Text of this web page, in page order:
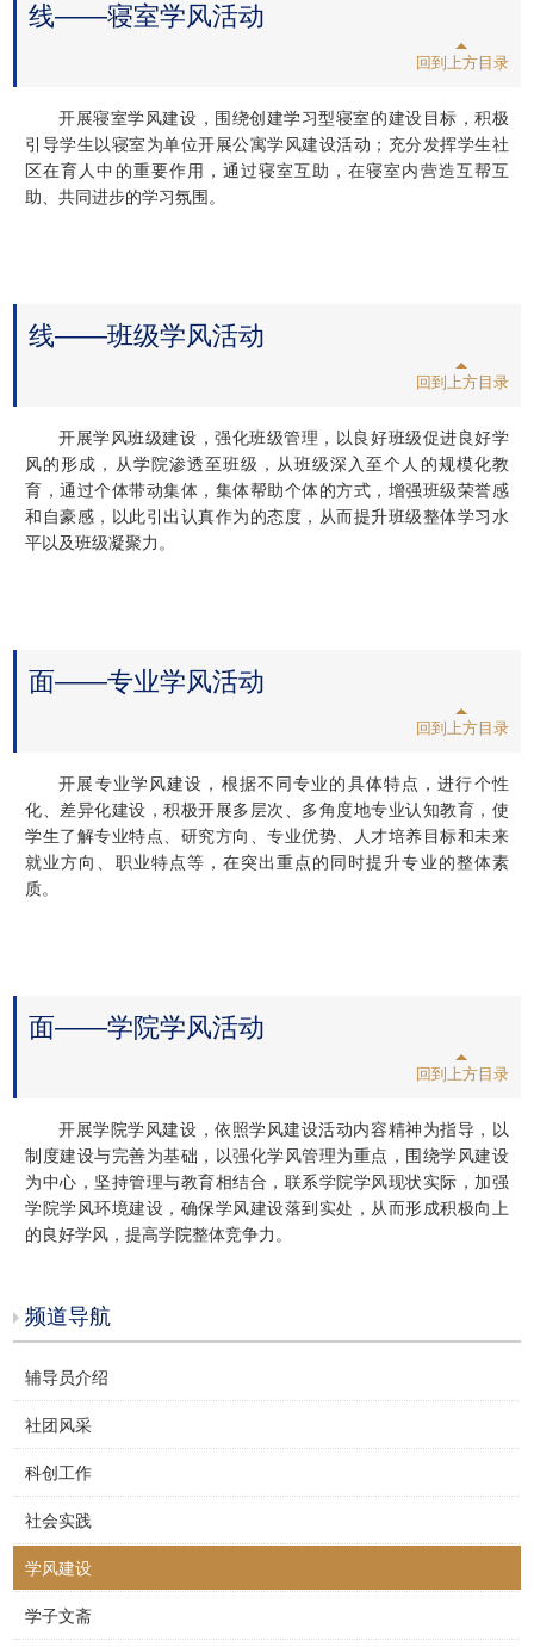
线——寝室学风活动
回到上方目录
开展寝室学风建设，围绕创建学习型寝室的建设目标，积极
引导学生以寝室为单位开展公寓学风建设活动；充分发挥学生社
区在育人中的重要作用，通过寝室互助，在寝室内营造互帮互
助、共同进步的学习氛围。
线——班级学风活动
回到上方目录
开展学风班级建设，强化班级管理，以良好班级促进良好学
风的形成，从学院渗透至班级，从班级深入至个人的规模化教
育，通过个体带动集体，集体帮助个体的方式，增强班级荣誉感
和自豪感，以此引出认真作为的态度，从而提升班级整体学习水
平以及班级凝聚力。
面——专业学风活动
回到上方目录
开展专业学风建设，根据不同专业的具体特点，进行个性
化、差异化建设，积极开展多层次、多角度地专业认知教育，使
学生了解专业特点、研究方向、专业优势、人才培养目标和未来
就业方向、职业特点等，在突出重点的同时提升专业的整体素
质。
面——学院学风活动
回到上方目录
开展学院学风建设，依照学风建设活动内容精神为指导，以
制度建设与完善为基础，以强化学风管理为重点，围绕学风建设
为中心，坚持管理与教育相结合，联系学院学风现状实际，加强
学院学风环境建设，确保学风建设落到实处，从而形成积极向上
的良好学风，提高学院整体竞争力。
频道导航
辅导员介绍
社团风采
科创工作
社会实践
学风建设
学子文斋